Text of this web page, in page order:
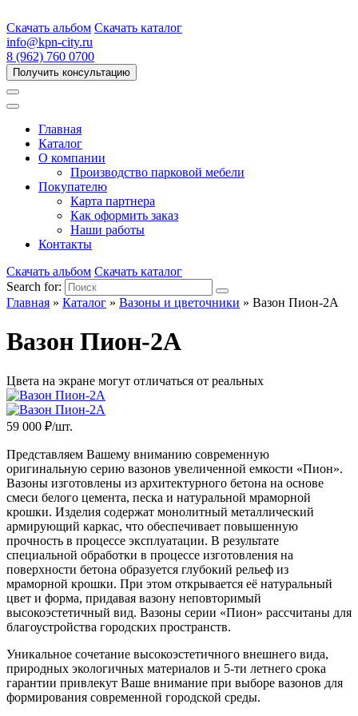
Скачать альбом Скачать каталог
info@kpn-city.ru
8 (962) 760 0700
Получить консультацию
Главная
Каталог
О компании
Производство парковой мебели
Покупателю
Карта партнера
Как оформить заказ
Наши работы
Контакты
Скачать альбом Скачать каталог
Search for:
Главная » Каталог » Вазоны и цветочники » Вазон Пион-2А
Вазон Пион-2А
Цвета на экране могут отличаться от реальных
59 000 ₽/шт.
Представляем Вашему вниманию современную
оригинальную серию вазонов увеличенной емкости «Пион».
Вазоны изготовлены из архитектурного бетона на основе
смеси белого цемента, песка и натуральной мраморной
крошки. Изделия содержат монолитный металлический
армирующий каркас, что обеспечивает повышенную
прочность в процессе эксплуатации. В результате
специальной обработки в процессе изготовления на
поверхности бетона образуется глубокий рельеф из
мраморной крошки. При этом открывается её натуральный
цвет и форма, придавая вазону неповторимый
высокоэстетичный вид. Вазоны серии «Пион» рассчитаны для
благоустройства городских пространств.
Уникальное сочетание высокоэстетичного внешнего вида,
природных экологичных материалов и 5-ти летнего срока
гарантии привлекут Ваше внимание при выборе вазонов для
формирования современной городской среды.